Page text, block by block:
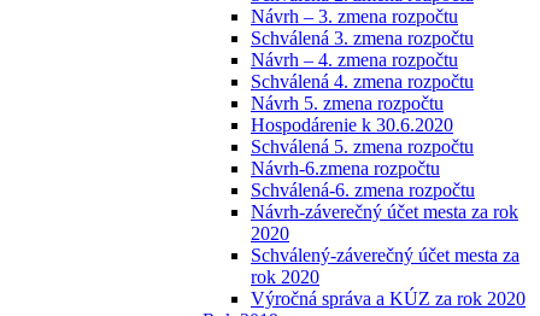
Návrh – 3. zmena rozpočtu
Schválená 3. zmena rozpočtu
Návrh – 4. zmena rozpočtu
Schválená 4. zmena rozpočtu
Návrh 5. zmena rozpočtu
Hospodárenie k 30.6.2020
Schválená 5. zmena rozpočtu
Návrh-6.zmena rozpočtu
Schválená-6. zmena rozpočtu
Návrh-záverečný účet mesta za rok
2020
Schválený-záverečný účet mesta za
rok 2020
Výročná správa a KÚZ za rok 2020